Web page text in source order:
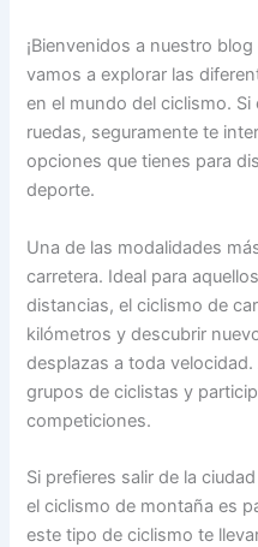
¡Bienvenidos a nuestro
vamos a explorar las
en el mundo del ciclismo.
ruedas, seguramente te
opciones que tienes para
deporte.
Una de las modalidades
carretera. Ideal para
distancias, el ciclismo de
kilómetros y descubrir
desplazas a toda
grupos de ciclistas y
competiciones.
Si prefieres salir de la
el ciclismo de montaña es
este tipo de ciclismo te